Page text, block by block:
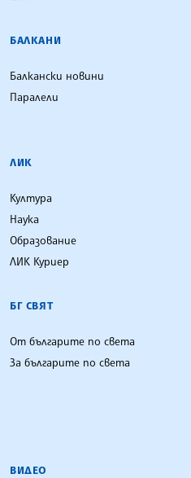
БАЛКАНИ
Балкански новини
Паралели
ЛИК
Култура
Наука
Образование
ЛИК Куриер
БГ СВЯТ
От българите по света
За българите по света
ВИДЕО